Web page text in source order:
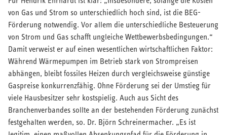
von Gas und Strom so unterschiedlich hoch sind, ist die BEG-
Förderung notwendig. Vor allem die unterschiedliche Besteuerung
von Strom und Gas schafft ungleiche Wettbewerbsbedingungen.“
Damit verweist er auf einen wesentlichen wirtschaftlichen Faktor:
Während Wärmepumpen im Betrieb stark von Strompreisen
abhängen, bleibt fossiles Heizen durch vergleichsweise günstige
Gaspreise konkurrenzfähig. Ohne Förderung sei der Umstieg für
viele Hausbesitzer sehr kostspielig. Auch aus Sicht des
Branchenverbandes sollte an der bestehenden Förderung zunächst
festgehalten werden, so. Dr. Björn Schreinermacher. „Es ist